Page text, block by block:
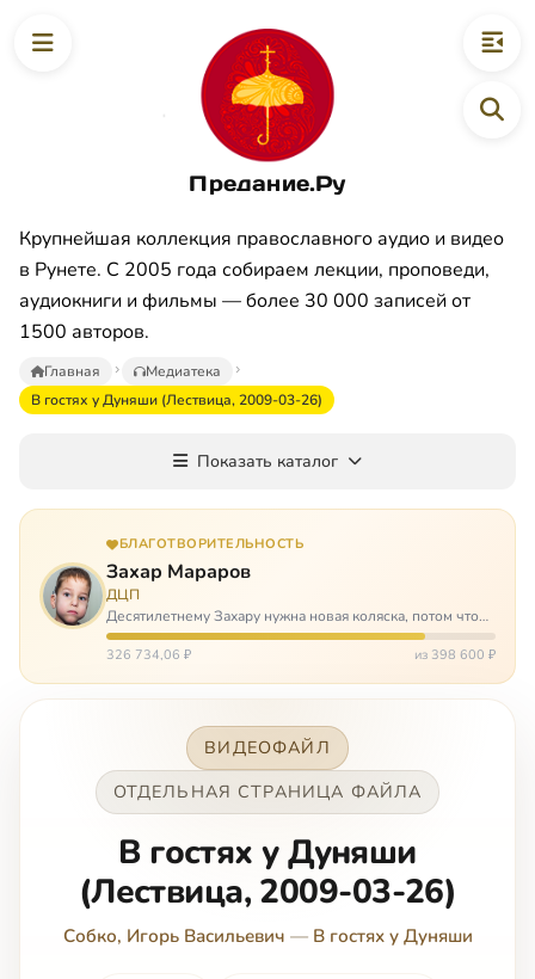
Предание.Ру
Крупнейшая коллекция православного аудио и видео
в Рунете. С 2005 года собираем лекции, проповеди,
аудиокниги и фильмы — более 30 000 записей от
1500 авторов.
Главная
Медиатека
В гостях у Дуняши (Лествица, 2009-03-26)
Показать каталог
БЛАГОТВОРИТЕЛЬНОСТЬ
Захар Мараров
ДЦП
Десятилетнему Захару нужна новая коляска, потом что
старая сломалась. А без коляски он не сможет не только
просто выходить из дома, но и продолжать лечение в
326 734,06 ₽ из 398 600 ₽
ВИДЕОФАЙЛ
ОТДЕЛЬНАЯ СТРАНИЦА ФАЙЛА
В гостях у Дуняши
(Лествица, 2009-03-26)
Собко, Игорь Васильевич — В гостях у Дуняши